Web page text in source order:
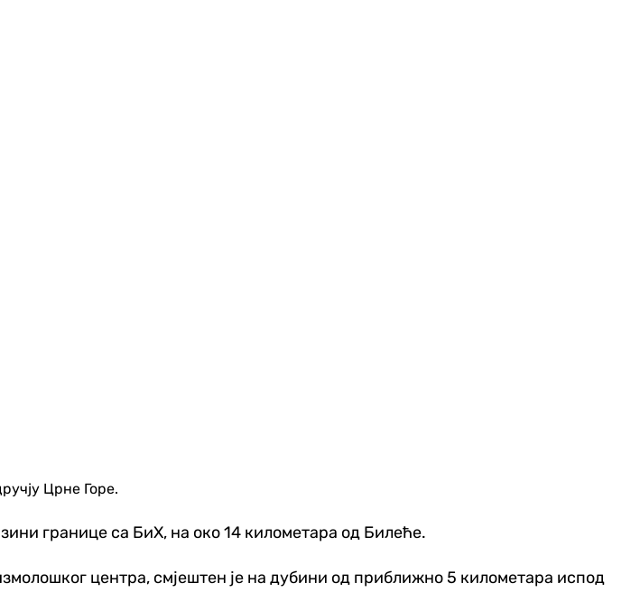
Црне Горе.
границе са БиХ, на око 14 километара од Билеће.
центра, смјештен је на дубини од приближно 5 километара испод